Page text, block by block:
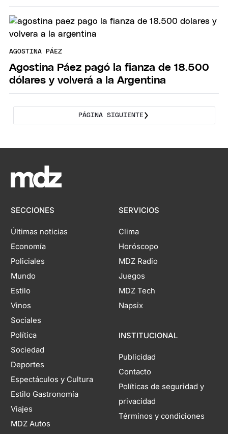
AGOSTINA PÁEZ
Agostina Páez pagó la fianza de 18.500
dólares y volverá a la Argentina
PÁGINA SIGUIENTE
SECCIONES
Últimas noticias
Economía
Policiales
Mundo
Estilo
Vinos
Sociales
Política
Sociedad
Deportes
Espectáculos y Cultura
Estilo Gastronomía
Viajes
MDZ Autos
SERVICIOS
Clima
Horóscopo
MDZ Radio
Juegos
MDZ Tech
Napsix
INSTITUCIONAL
Publicidad
Contacto
Políticas de seguridad y
privacidad
Términos y condiciones